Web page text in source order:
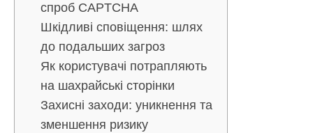
спроб CAPTCHA
Шкідливі сповіщення: шлях
до подальших загроз
Як користувачі потрапляють
на шахрайські сторінки
Захисні заходи: уникнення та
зменшення ризику